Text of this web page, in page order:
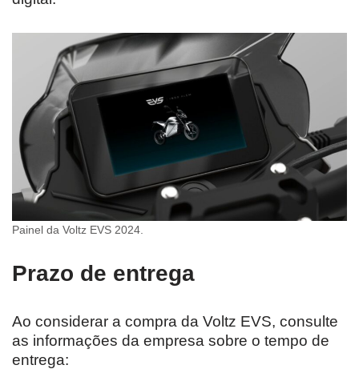
Painel da Voltz EVS 2024.
Prazo de entrega
Ao considerar a compra da Voltz EVS, consulte
as informações da empresa sobre o tempo de
entrega: